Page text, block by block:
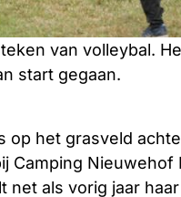
van volleybal.
start gegaan.
op het grasveld
Camping Nieuwehof
net als vorig jaar